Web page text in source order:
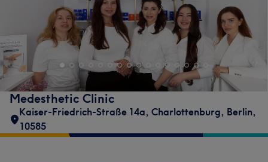
Medesthetic Clinic
Kaiser-Friedrich-Straße 14a, Charlottenburg, Berlin,
10585